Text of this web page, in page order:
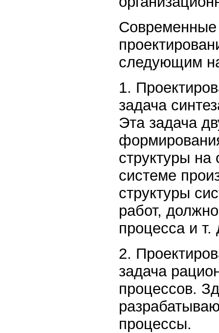
Современные
следующим
1.
задача
Эта задача
структуры
системе
структуры
работ,
процесса и т.
2.
задача
процессов.
процессы.